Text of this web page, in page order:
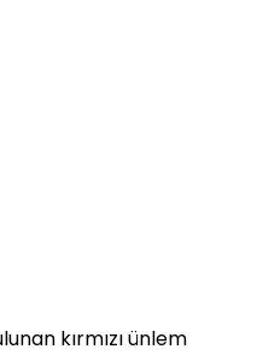
kırmızı ünlem